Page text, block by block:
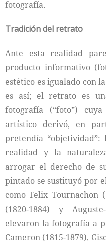
fotografía.
Tradición del retrato
Ante esta realidad
producto informativo
estético es igualado con
es así; el retrato es
fotografía (“foto”)
artístico derivó, en
pretendía
realidad y la
arrogar el derecho de
pintado se sustituyó por
como Felix Tournachon
(1820-1884) y
elevaron la fotografía a
Cameron (1815-1879),